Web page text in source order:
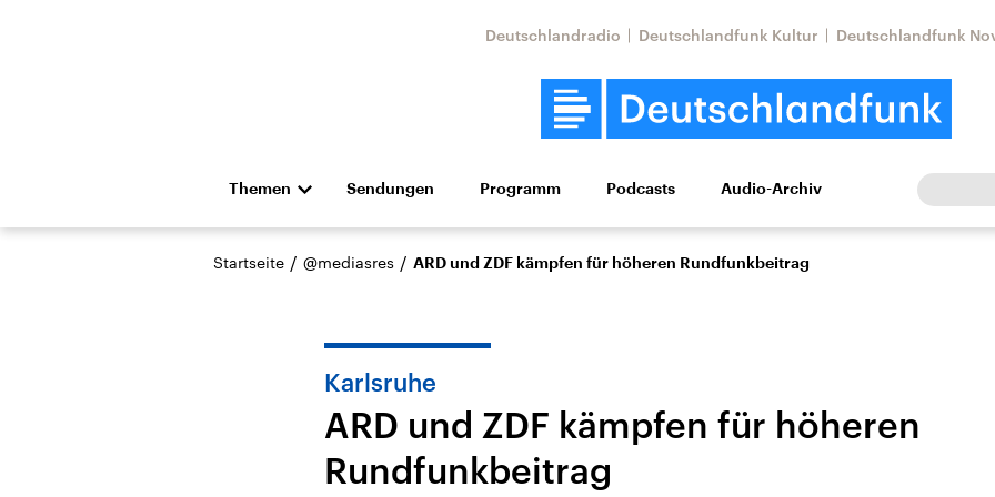
Deutschlandradio Deutschlandfunk Kultur Deutschlandfunk
Themen
Die Nachrichten Politik Wirtschaft Wissen Kultur Europa
Hörspiel und Feature Musik
Landtagswahl Sachsen-
Anhalt 2026
USA
Aktuelle Beiträge,
Sendungen Programm Podcasts Audio-Archiv
Startseite / @mediasres / ARD und ZDF kämpfen für höheren Rundfunkbeitrag
Karlsruhe
ARD und ZDF kämpfen für höheren
Rundfunkbeitrag